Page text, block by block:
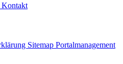
Kontakt
Sitemap Portalmanagement